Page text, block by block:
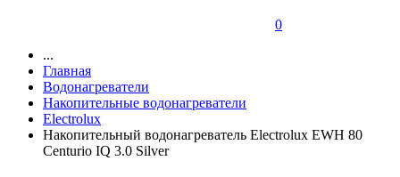
0
...
Главная
Водонагреватели
Накопительные водонагреватели
Electrolux
Накопительный водонагреватель Electrolux EWH 80
Centurio IQ 3.0 Silver